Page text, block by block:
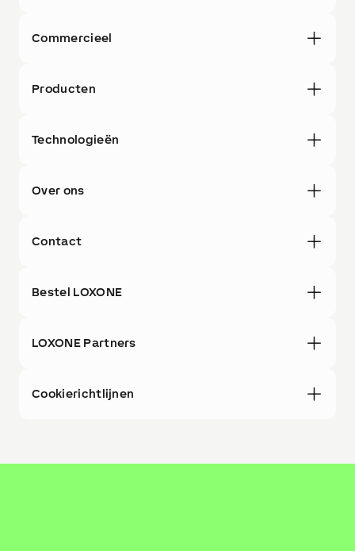
Commercieel
Producten
Technologieën
Over ons
Contact
Bestel LOXONE
LOXONE Partners
Cookierichtlijnen